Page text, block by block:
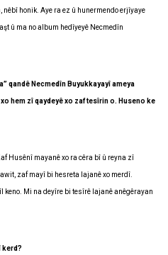
nêbî honik. Aye ra ez û hunermendo erjîyaye
û ma no album hedîyeyê Necmedîn
qandê Necmedîn Buyukkayayî ameya
hem zî qaydeyê xo zaf tesîrin o. Huseno ke
Husênî mayanê xo ra cêra bî û reyna zî
zaf mayî bi hesreta lajanê xo merdî.
keno. Mi na deyîre bi tesîrê lajanê anêgêrayan
kerd?